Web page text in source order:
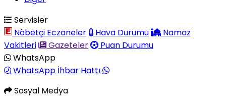
Servisler
Nöbetçi Eczaneler
Hava Durumu
Namaz
Vakitleri
Gazeteler
Puan Durumu
WhatsApp
WhatsApp İhbar Hattı
Sosyal Medya